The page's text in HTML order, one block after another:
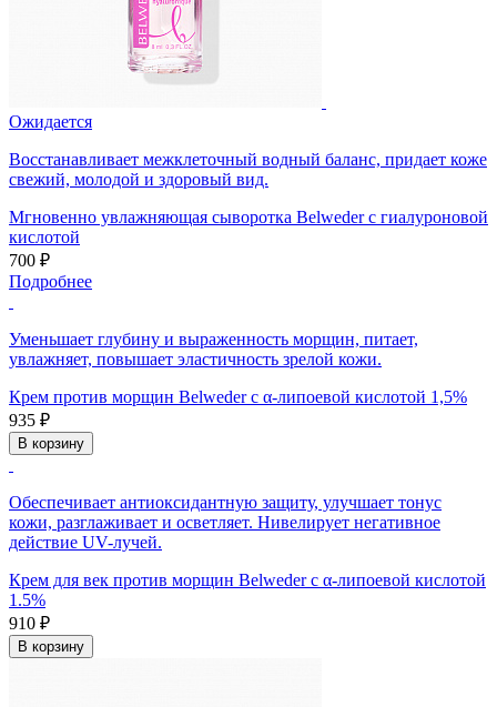
Ожидается
Восстанавливает межклеточный водный баланс, придает коже
свежий, молодой и здоровый вид.
Мгновенно увлажняющая сыворотка Belweder с гиалуроновой
кислотой
700 ₽
Подробнее
Уменьшает глубину и выраженность морщин, питает,
увлажняет, повышает эластичность зрелой кожи.
Крем против морщин Belweder с α-липоевой кислотой 1,5%
935 ₽
В корзину
Обеспечивает антиоксидантную защиту, улучшает тонус
кожи, разглаживает и осветляет. Нивелирует негативное
действие UV-лучей.
Крем для век против морщин Belweder с α-липоевой кислотой
1.5%
910 ₽
В корзину